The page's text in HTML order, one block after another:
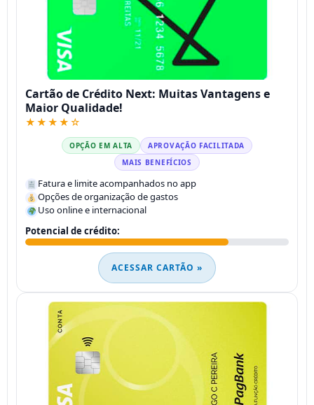
Cartão de Crédito Next: Muitas Vantagens e
Maior Qualidade!
★★★★☆
OPÇÃO EM ALTA
APROVAÇÃO FACILITADA
MAIS BENEFÍCIOS
Fatura e limite acompanhados no app
Opções de organização de gastos
Uso online e internacional
Potencial de crédito:
ACESSAR CARTÃO »